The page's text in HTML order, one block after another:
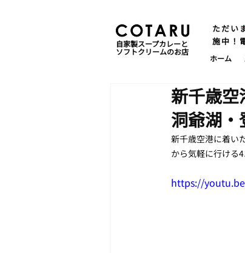
自家製スープカレーと
ソフトクリームのお店
ただい
施中！
ホーム
新千歳空
洞爺湖・
新千歳空港に着い
から気軽に行ける
https://